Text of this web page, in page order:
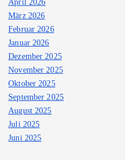
März 2026
Februar 2026
Januar 2026
Dezember 2025
November 2025
Oktober 2025
September 2025
August 2025
Juli 2025
Juni 2025